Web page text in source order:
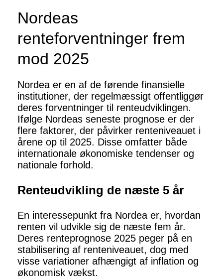
Nordeas
renteforventninger frem
mod 2025
Nordea er en af de førende finansielle
institutioner, der regelmæssigt offentliggør
deres forventninger til renteudviklingen.
Ifølge Nordeas seneste prognose er der
flere faktorer, der påvirker renteniveauet i
årene op til 2025. Disse omfatter både
internationale økonomiske tendenser og
nationale forhold.
Renteudvikling de næste 5 år
En interessepunkt fra Nordea er, hvordan
renten vil udvikle sig de næste fem år.
Deres renteprognose 2025 peger på en
stabilisering af renteniveauet, dog med
visse variationer afhængigt af inflation og
økonomisk vækst.